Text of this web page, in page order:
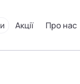
Акції Про нас